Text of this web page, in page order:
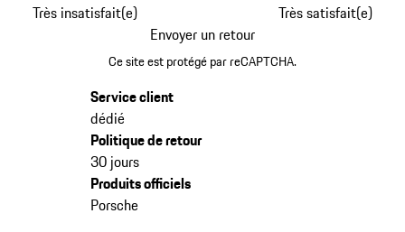
Très insatisfait(e)
Très satisfait(e)
Envoyer un retour
Ce site est protégé par reCAPTCHA.
Service client
dédié
Politique de retour
30 jours
Produits officiels
Porsche